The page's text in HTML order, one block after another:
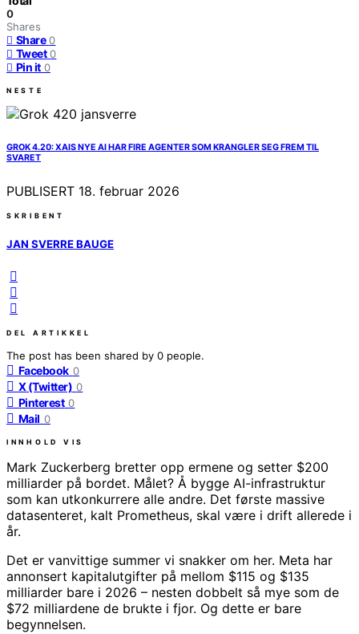
0
Shares
Share 0
Tweet 0
Pin it 0
NESTE
GROK 4.20: XAIS NYE AI HAR FIRE AGENTER SOM KRANGLER SEG FREM TIL
SVARET
PUBLISERT 18. februar 2026
SKRIBENT
JAN SVERRE BAUGE
DEL ARTIKKEL
The post has been shared by 0 people.
Facebook 0
X (Twitter) 0
Pinterest 0
Mail 0
INNHOLD VIS
Mark Zuckerberg bretter opp ermene og setter $200
milliarder på bordet. Målet? Å bygge AI-infrastruktur
som kan utkonkurrere alle andre. Det første massive
datasenteret, kalt Prometheus, skal være i drift allerede i
år.
Det er vanvittige summer vi snakker om her. Meta har
annonsert kapitalutgifter på mellom $115 og $135
milliarder bare i 2026 – nesten dobbelt så mye som de
$72 milliardene de brukte i fjor. Og dette er bare
begynnelsen.